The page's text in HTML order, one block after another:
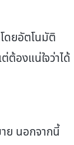
ดยอัตโนมัติ
องแน่ใจว่าได้
ย นอกจากนี้